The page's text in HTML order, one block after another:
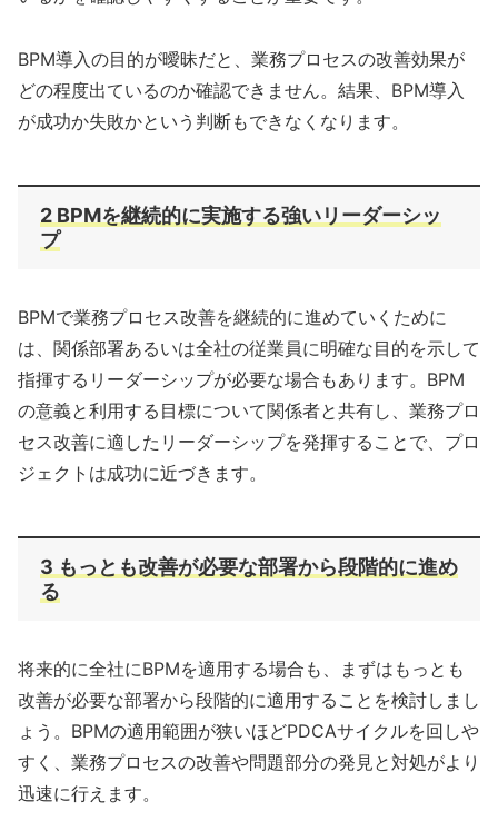
BPM導入の目的が曖昧だと、業務プロセスの改善効果が
どの程度出ているのか確認できません。結果、BPM導入
が成功か失敗かという判断もできなくなります。
2 BPMを継続的に実施する強いリーダーシッ
プ
BPMで業務プロセス改善を継続的に進めていくために
は、関係部署あるいは全社の従業員に明確な目的を示して
指揮するリーダーシップが必要な場合もあります。BPM
の意義と利用する目標について関係者と共有し、業務プロ
セス改善に適したリーダーシップを発揮することで、プロ
ジェクトは成功に近づきます。
3 もっとも改善が必要な部署から段階的に進め
る
将来的に全社にBPMを適用する場合も、まずはもっとも
改善が必要な部署から段階的に適用することを検討しまし
ょう。BPMの適用範囲が狭いほどPDCAサイクルを回しや
すく、業務プロセスの改善や問題部分の発見と対処がより
迅速に行えます。